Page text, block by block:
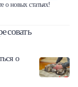
о новых статьях!
о